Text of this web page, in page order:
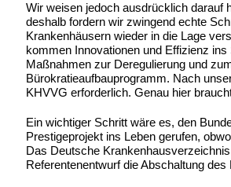
Wir weisen jedoch ausdrücklich darauf
deshalb fordern wir zwingend echte
Krankenhäusern wieder in die Lage
kommen Innovationen und Effizienz
Maßnahmen zur Deregulierung und
Bürokratieaufbauprogramm. Nach
KHVVG erforderlich. Genau hier
Ein wichtiger Schritt wäre es, den
Prestigeprojekt ins Leben gerufen,
Das Deutsche
Referentenentwurf die Abschaltung